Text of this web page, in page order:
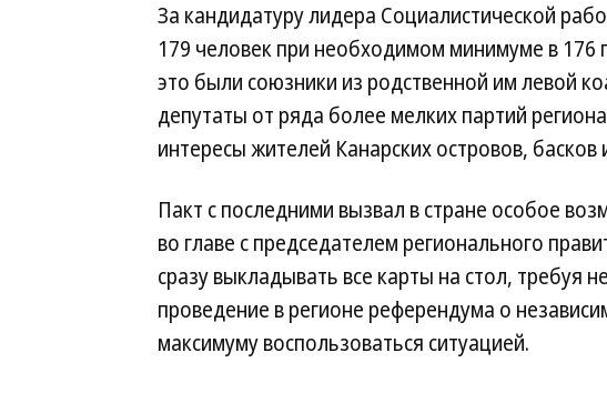
За кандидатуру лидера Социалистической
179 человек при необходимом минимуме в 176
это были союзники из родственной им левой
депутаты от ряда более мелких партий
интересы жителей Канарских островов, басков
Пакт с последними вызвал в стране особое
во главе с председателем регионального
сразу выкладывать все карты на стол, требуя
проведение в регионе референдума о
максимуму воспользоваться ситуацией.